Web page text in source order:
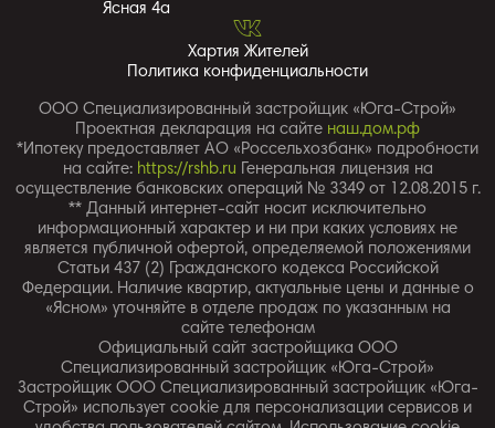
Ясная 4a
Хартия Жителей
Политика конфиденциальности
ООО Специализированный застройщик «Юга-Строй»
Проектная декларация на сайте наш.дом.рф
*Ипотеку предоставляет АО «Россельхозбанк» подробности
на сайте: https://rshb.ru Генеральная лицензия на
осуществление банковских операций № 3349 от 12.08.2015 г.
** Данный интернет-сайт носит исключительно
информационный характер и ни при каких условиях не
является публичной офертой, определяемой положениями
Статьи 437 (2) Гражданского кодекса Российской
Федерации. Наличие квартир, актуальные цены и данные о
«Ясном» уточняйте в отделе продаж по указанным на
сайте телефонам
Официальный сайт застройщика ООО
Специализированный застройщик «Юга-Строй»
Застройщик ООО Специализированный застройщик «Юга-
Строй» использует cookie для персонализации сервисов и